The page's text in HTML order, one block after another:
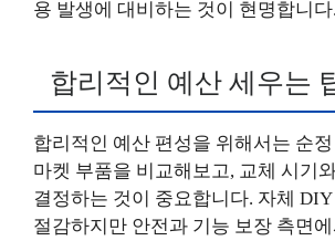
용 발생에 대비하는 것이 현명합니다.
합리적인 예산 세우는
합리적인 예산 편성을 위해서는 순
마켓 부품을 비교해보고, 교체 시기
결정하는 것이 중요합니다. 자체
절감하지만 안전과 기능 보장 측면